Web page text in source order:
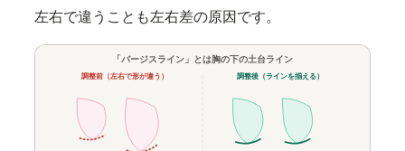
左右で違うことも左右差の原因です。
「バージスライン」とは胸の下の土台ライン
調整前（左右で形が違う） 調整後（ラインを揃える）